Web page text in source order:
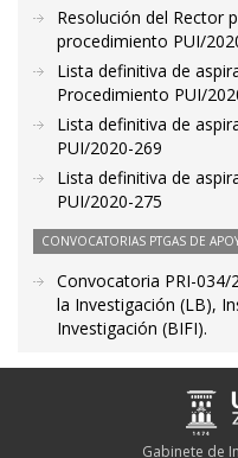
Resolución del Rector
procedimiento PUI/
Lista definitiva de
Procedimiento PUI/
Lista definitiva de
PUI/2020-269
Lista definitiva de
PUI/2020-275
CONVOCATORIAS PTGAS DE
Convocatoria PRI-
la Investigación (LB),
Investigación (BIFI).
Gabinete de